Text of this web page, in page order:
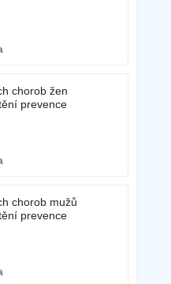
chorob žen
prevence
chorob mužů
prevence